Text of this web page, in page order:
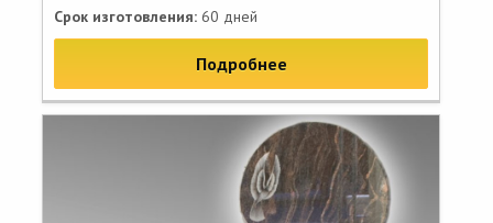
Срок изготовления: 60 дней
Подробнее